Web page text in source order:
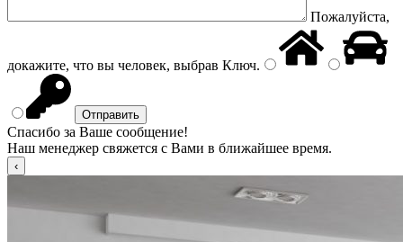
Пожалуйста,
докажите, что вы человек, выбрав Ключ.
Спасибо за Ваше сообщение!
Наш менеджер свяжется с Вами в ближайшее время.